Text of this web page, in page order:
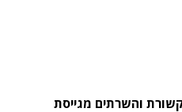
והשרתים מגייסת